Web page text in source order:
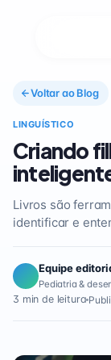
Voltar ao Blog
LINGUÍSTICO
Criando
Livros são
identificar e
Equipe
Pediatria &
3 min de leitura